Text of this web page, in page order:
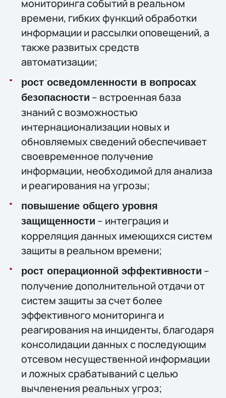
мониторинга событий в реальном
времени, гибких функций обработки
информации и рассылки оповещений, а
также развитых средств
автоматизации;
рост осведомленности в вопросах
безопасности – встроенная база
знаний с возможностью
интернационализации новых и
обновляемых сведений обеспечивает
своевременное получение
информации, необходимой для анализа
и реагирования на угрозы;
повышение общего уровня
защищенности – интеграция и
корреляция данных имеющихся систем
защиты в реальном времени;
рост операционной эффективности –
получение дополнительной отдачи от
систем защиты за счет более
эффективного мониторинга и
реагирования на инциденты, благодаря
консолидации данных с последующим
отсевом несущественной информации
и ложных срабатываний с целью
вычленения реальных угроз;